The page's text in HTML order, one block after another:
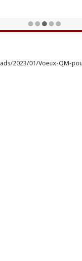
2023/01/Voeux-QM-